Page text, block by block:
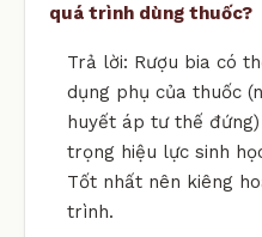
quá trình dùng thuốc?
Trả lời: Rượu bia có
dụng phụ của thuốc
huyết áp tư thế
trọng hiệu lực sinh
Tốt nhất nên kiêng
trình.